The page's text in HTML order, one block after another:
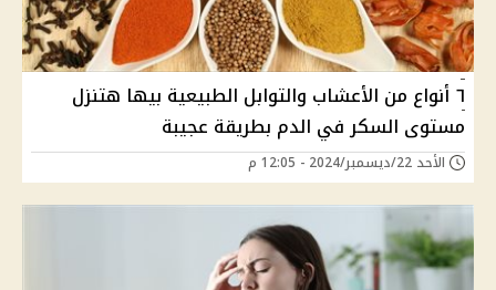
٦ أنواع من الأعشاب والتوابل الطبيعية بيها هتنزل
مستوى السكر في الدم بطريقة عجيبة
الأحد 22/ديسمبر/2024 - 12:05 م